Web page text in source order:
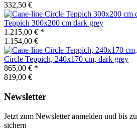
332,50 €
Teppich 300x200 cm dark grey
1.215,00 € *
1.154,00 €
Circle Teppich, 240x170 cm, dark grey
865,00 € *
819,00 €
Newsletter
Jetzt zum Newsletter anmelden und bis zu
sichern